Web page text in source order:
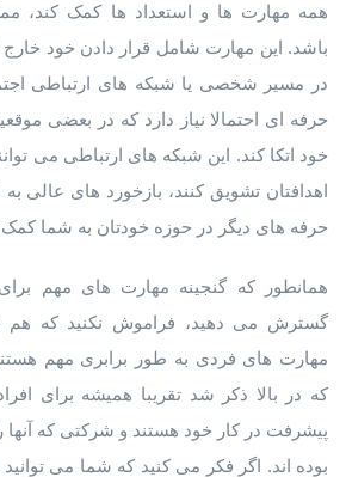
همه مهارت ها و استعداد ها کمک کند،
باشد. این مهارت شامل قرار دادن خود
در مسیر شخصی یا شبکه های ارتباطی
حرفه ای احتمالا نیاز دارد که در بعضی
خود اتکا کند. این شبکه های ارتباطی می
اهدافتان تشویق کنند، بازخورد های عالی
حرفه های دیگر در حوزه خودتان به شما کمک
همانطور که گنجینه مهارت های مهم
گسترش می دهید، فراموش نکنید که هم
مهارت های فردی به طور برابری مهم
که در بالا ذکر شد تقریبا همیشه برای
پیشرفت در کار خود هستند و شرکتی که آنها
بوده اند. اگر فکر می کنید که شما می